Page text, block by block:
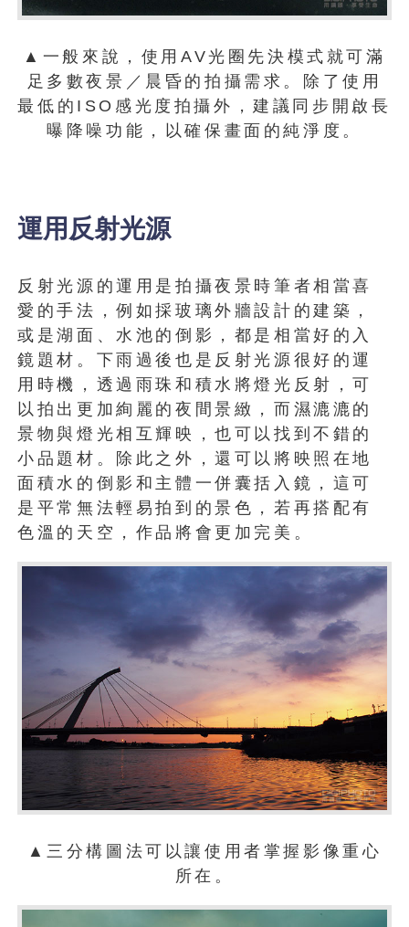
▲一般來說，使用AV光圈先決模式就可滿
足多數夜景／晨昏的拍攝需求。除了使用
最低的ISO感光度拍攝外，建議同步開啟長
曝降噪功能，以確保畫面的純淨度。
運用反射光源
反射光源的運用是拍攝夜景時筆者相當喜
愛的手法，例如採玻璃外牆設計的建築，
或是湖面、水池的倒影，都是相當好的入
鏡題材。下雨過後也是反射光源很好的運
用時機，透過雨珠和積水將燈光反射，可
以拍出更加絢麗的夜間景緻，而濕漉漉的
景物與燈光相互輝映，也可以找到不錯的
小品題材。除此之外，還可以將映照在地
面積水的倒影和主體一併囊括入鏡，這可
是平常無法輕易拍到的景色，若再搭配有
色溫的天空，作品將會更加完美。
▲三分構圖法可以讓使用者掌握影像重心
所在。